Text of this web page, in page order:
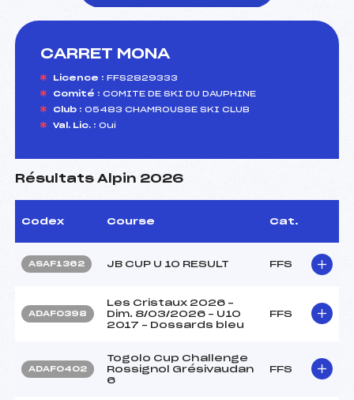
CARRET MONA
Licence : FFS2829333
Comité : COMITE DE SKI DU DAUPHINE
Club : 05483 CHAMROUSSE SKI CLUB
Val. Lic. : Oui
Résultats Alpin 2026
Codex Course Cat.
ASAF1362 JB CUP U 10 RESULT FFS
ADAF0398
Les Cristaux 2026 –
Dim. 8/03/2026 – U10
2017 – Dossards bleu
FFS
ADAF0402
Togolo Cup Challenge
Rossignol Grésivaudan
6
FFS